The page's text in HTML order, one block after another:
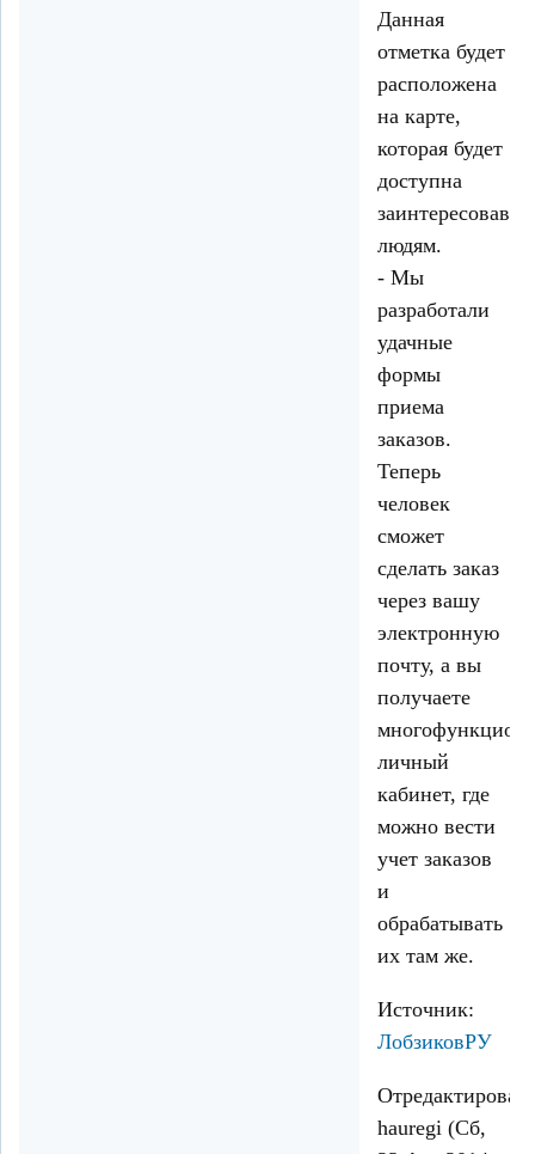
Данная
отметка будет
расположена
на карте,
которая будет
доступна
людям.
- Мы
разработали
удачные
формы
приема
заказов.
Теперь
человек
сможет
сделать заказ
через вашу
электронную
почту, а вы
получаете
личный
кабинет, где
можно вести
учет заказов
и
обрабатывать
их там же.
Источник:
ЛобзиковРУ
hauregi (Сб,